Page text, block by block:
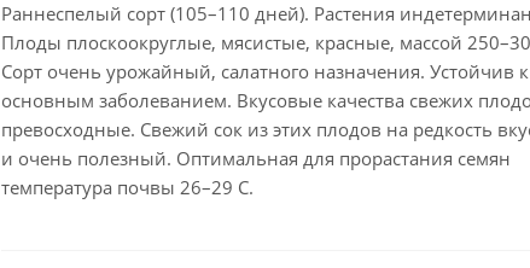
Раннеспелый сорт (105–110 дней). Растения
Плоды плоскоокруглые, мясистые, красные, массой
Сорт очень урожайный, салатного назначения. Устойчив к
основным заболеванием. Вкусовые качества свежих
превосходные. Свежий сок из этих плодов на редкость
и очень полезный. Оптимальная для прорастания семян
температура почвы 26–29 С.